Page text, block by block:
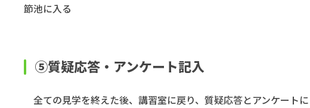
節池に入る
⑤質疑応答・アンケート記入
全ての見学を終えた後、講習室に戻り、質疑応答とアンケート